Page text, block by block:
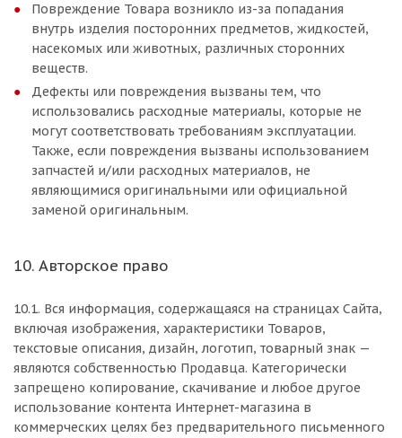
Повреждение Товара возникло из-за попадания
внутрь изделия посторонних предметов, жидкостей,
насекомых или животных, различных сторонних
веществ.
Дефекты или повреждения вызваны тем, что
использовались расходные материалы, которые не
могут соответствовать требованиям эксплуатации.
Также, если повреждения вызваны использованием
запчастей и/или расходных материалов, не
являющимися оригинальными или официальной
заменой оригинальным.
10. Авторское право
10.1. Вся информация, содержащаяся на страницах Сайта,
включая изображения, характеристики Товаров,
текстовые описания, дизайн, логотип, товарный знак —
являются собственностью Продавца. Категорически
запрещено копирование, скачивание и любое другое
использование контента Интернет-магазина в
коммерческих целях без предварительного письменного